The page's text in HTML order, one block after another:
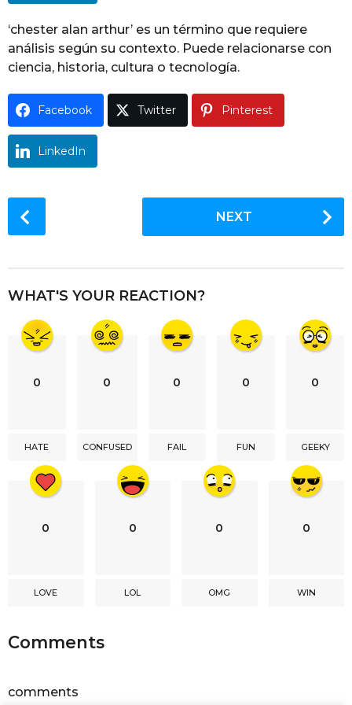
o
‘chester alan arthur’ es un término que requiere
análisis según su contexto. Puede relacionarse con
ciencia, historia, cultura o tecnología.
Facebook Twitter Pinterest
LinkedIn
o
P
NEXT
WHAT'S YOUR REACTION?
0
HATE
0
CONFUSED
0
FAIL
0
FUN
0
GEEKY
0
LOVE
0
LOL
0
OMG
0
WIN
Comments
comments